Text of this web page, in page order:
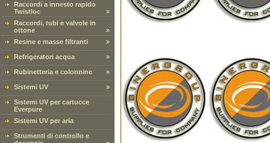
Raccordi a innesto rapido
Twistloc
»
Raccordi, tubi e valvole in
ottone
»
Resine e masse filtranti
»
Refrigeratori acqua »
Rubinetteria e colonnine »
Sistemi UV »
Sistemi UV per cartucce
Everpure
Sistemi UV per aria
Strumenti di controllo e